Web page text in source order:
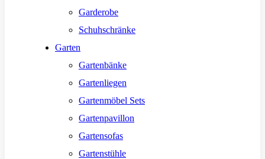
Garderobe
Schuhschränke
Garten
Gartenbänke
Gartenliegen
Gartenmöbel Sets
Gartenpavillon
Gartensofas
Gartenstühle